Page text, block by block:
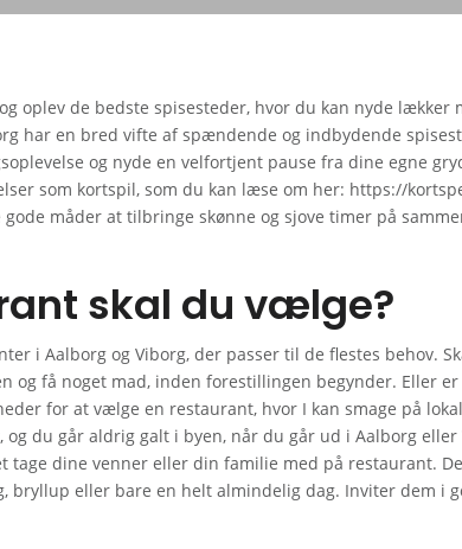
oplev de bedste spisesteder, hvor du kan nyde lækker
har en bred vifte af spændende og indbydende
og nyde en velfortjent pause fra dine egne
som kortspil, som du kan læse om her: https://
måder at tilbringe skønne og sjove timer på
skal du vælge?
i Aalborg og Viborg, der passer til de flestes behov.
og få noget mad, inden forestillingen begynder. Eller
for at vælge en restaurant, hvor I kan smage på
og du går aldrig galt i byen, når du går ud i Aalborg
tage dine venner eller din familie med på restaurant.
bryllup eller bare en helt almindelig dag. Inviter dem i